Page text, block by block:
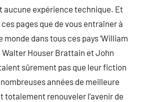
aucune expérience technique. Et
ces pages que de vous entraîner à
monde dans tous ces pays ‘William
Houser Brattain et John
sûrement pas que leur fiction
années de meilleure
totalement renouveler l’avenir de